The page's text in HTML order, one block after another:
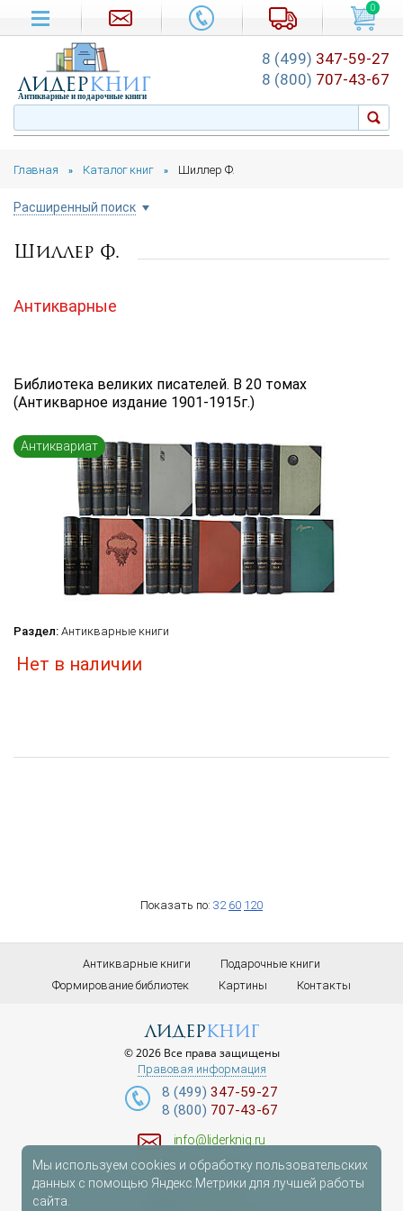
Главная » Каталог книг » Шиллер Ф.
Расширенный поиск
Цена руб.
Автор
...
...
по названию по цене по дате поступления (новинки)
Сбросить фильтр
Шиллер Ф.
Антикварные
Библиотека великих писателей. В 20 томах
(Антикварное издание 1901-1915г.)
Антиквариат
Раздел: Антикварные книги
Нет в наличии
Показать по: 32 60 120
0
лидеркниг
Антикварные и подарочные книги
8 (499) 347-59-27
8 (800) 707-43-67
Антикварные книги
Подарочные книги
Формирование библиотек
Картины Контакты
лидеркниг
© 2026 Все права защищены
Правовая информация
8 (499) 347-59-27
8 (800) 707-43-67
info@liderknig.ru
Доставка
Мы используем cookies и обработку пользовательских
данных с помощью Яндекс.Метрики для лучшей работы
сайта.